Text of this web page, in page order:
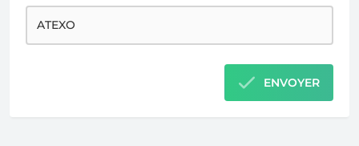
ENVOYER